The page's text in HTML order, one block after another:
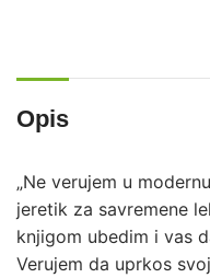
Opis
„Ne verujem u
jeretik za savremene
knjigom ubedim i vas
Verujem da uprkos